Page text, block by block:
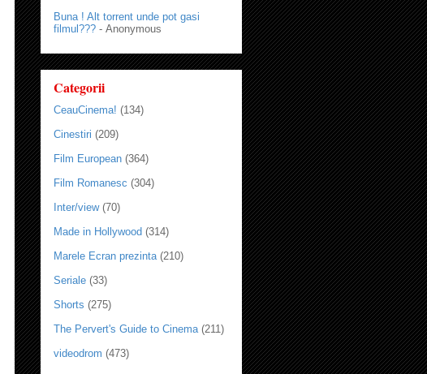
Buna ! Alt torrent unde pot gasi
filmul??? - Anonymous
Categorii
CeauCinema! (134)
Cinestiri (209)
Film European (364)
Film Romanesc (304)
Inter/view (70)
Made in Hollywood (314)
Marele Ecran prezinta (210)
Seriale (33)
Shorts (275)
The Pervert's Guide to Cinema (211)
videodrom (473)